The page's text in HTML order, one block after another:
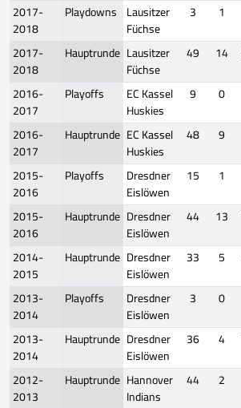
2017-
2018
Playdowns Lausitzer
Füchse
3 1
2017-
2018
Hauptrunde Lausitzer
Füchse
49 14
2016-
2017
Playoffs
EC Kassel
Huskies
9 0
2016-
2017
Hauptrunde EC Kassel
Huskies
48 9
2015-
2016
Playoffs
Dresdner
Eislöwen
15 1
2015-
2016
Hauptrunde Dresdner
Eislöwen
44 13
2014-
2015
Hauptrunde Dresdner
Eislöwen
33 5
2013-
2014
Playoffs
Dresdner
Eislöwen
3 0
2013-
2014
Hauptrunde Dresdner
Eislöwen
36 4
2012-
2013
Hauptrunde Hannover
Indians
44 2